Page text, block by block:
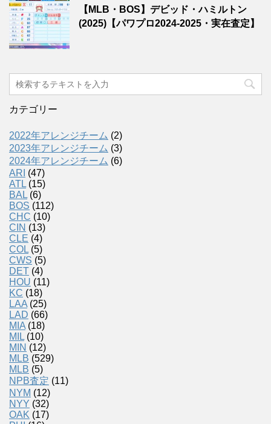
【MLB・BOS】デビッド・ハミルトン
(2025)【パワプロ2024-2025・実在査定】
カテゴリー
2022年アレンジチーム (2)
2023年アレンジチーム (3)
2024年アレンジチーム (6)
ARI (47)
ATL (15)
BAL (6)
BOS (112)
CHC (10)
CIN (13)
CLE (4)
COL (5)
CWS (5)
DET (4)
HOU (11)
KC (18)
LAA (25)
LAD (66)
MIA (18)
MIL (10)
MIN (12)
MLB (529)
MLB (5)
NPB査定 (11)
NYM (12)
NYY (32)
OAK (17)